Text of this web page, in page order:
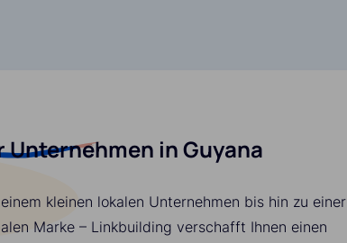
Unternehmen in Guyana
kleinen lokalen Unternehmen bis hin zu einer
Marke – Linkbuilding verschafft Ihnen einen